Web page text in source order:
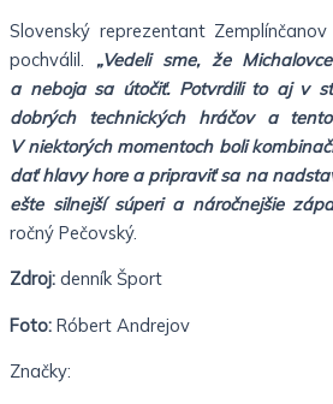
Slovenský reprezentant
pochválil. „Vedeli sme, že
a neboja sa útočiť. Potvrdili to aj v
dobrých technických hráčov a
V niektorých momentoch boli
dať hlavy hore a pripraviť sa na
ešte silnejší súperi a náročnejšie
ročný Pečovský.
Zdroj: denník Šport
Foto: Róbert Andrejov
Značky: